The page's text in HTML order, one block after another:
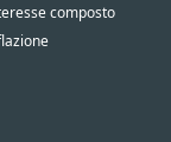
composto